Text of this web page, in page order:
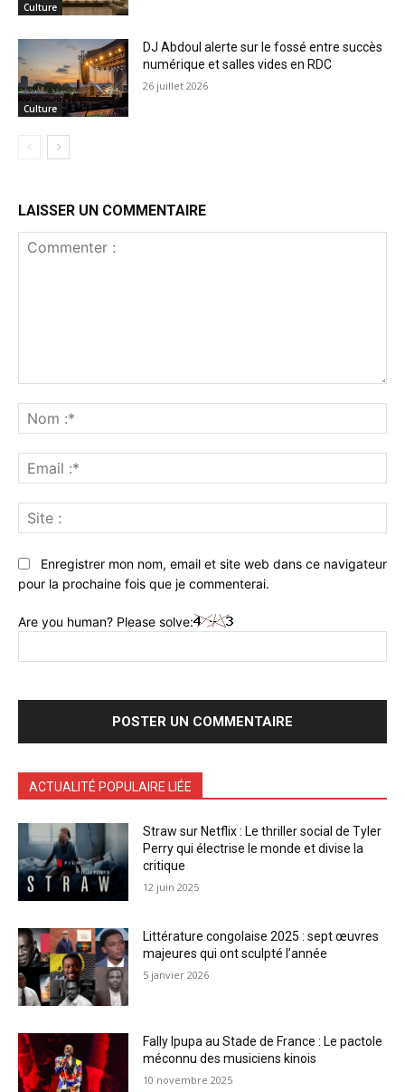
Culture
Culture
DJ Abdoul alerte sur le fossé entre succès
numérique et salles vides en RDC
26 juillet 2026
LAISSER UN COMMENTAIRE
:*
:*
:
Enregistrer mon nom, email et site web dans ce navigateur
pour la prochaine fois que je commenterai.
Are you human? Please solve:
ACTUALITÉ POPULAIRE LIÉE
Straw sur Netflix : Le thriller social de Tyler
Perry qui électrise le monde et divise la
critique
12 juin 2025
Littérature congolaise 2025 : sept œuvres
majeures qui ont sculpté l’année
5 janvier 2026
Fally Ipupa au Stade de France : Le pactole
méconnu des musiciens kinois
10 novembre 2025